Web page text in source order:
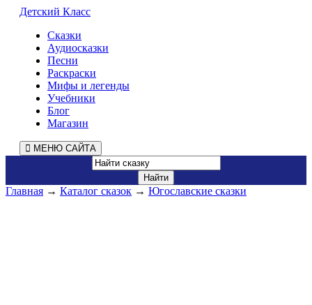
Детский Класс
Сказки
Аудиосказки
Песни
Раскраски
Мифы и легенды
Учебники
Блог
Магазин
МЕНЮ САЙТА
Главная → Каталог сказок → Югославские сказки